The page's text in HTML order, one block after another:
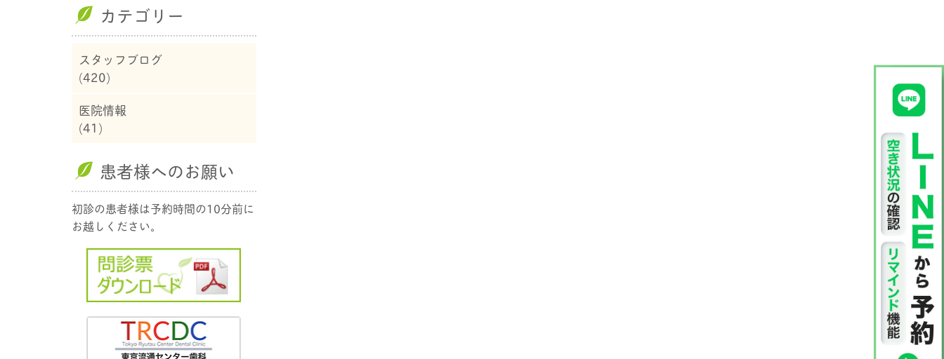
カテゴリー
スタッフブログ
(420)
医院情報
(41)
患者様へのお願い
初診の患者様は予約時間の10分前に
お越しください。